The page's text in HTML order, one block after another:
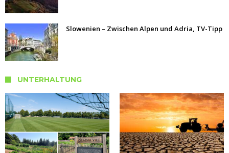
Slowenien – Zwischen Alpen und Adria, TV-Tipp
UNTERHALTUNG